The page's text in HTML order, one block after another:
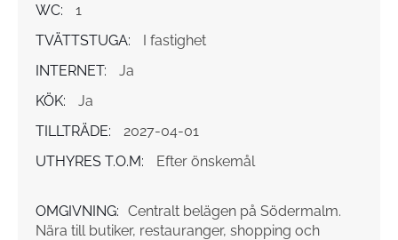
WC:
1
TVÄTTSTUGA:
I fastighet
INTERNET:
Ja
KÖK:
Ja
TILLTRÄDE:
2027-04-01
UTHYRES T.O.M:
Efter önskemål
OMGIVNING: Centralt belägen på Södermalm.
Nära till butiker, restauranger, shopping och